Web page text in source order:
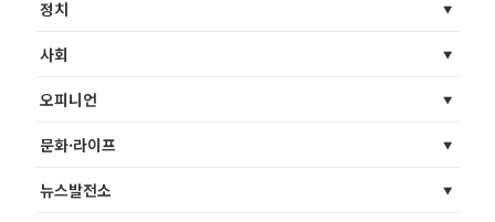
정치
사회
오피니언
문화·라이프
뉴스발전소